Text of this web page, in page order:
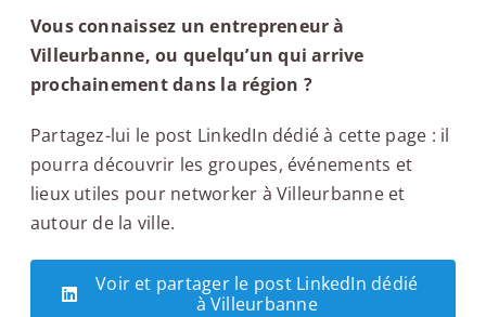
Vous connaissez un entrepreneur à
Villeurbanne, ou quelqu’un qui arrive
prochainement dans la région ?
Partagez-lui le post LinkedIn dédié à cette page : il
pourra découvrir les groupes, événements et
lieux utiles pour networker à Villeurbanne et
autour de la ville.
Voir et partager le post LinkedIn dédié
à Villeurbanne